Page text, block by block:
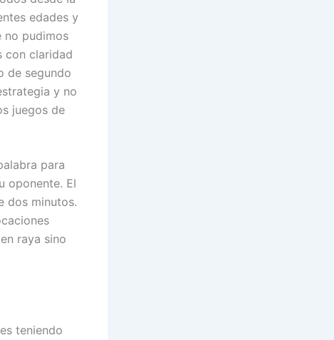
edades y
no pudimos
con claridad
de segundo
y no
juegos de
para
oponente. El
dos minutos.
raya sino
teniendo